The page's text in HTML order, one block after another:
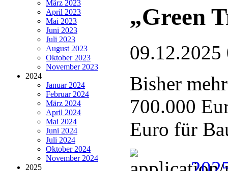
März 2023
April 2023
Mai 2023
Juni 2023
Juli 2023
August 2023
Oktober 2023
November 2023
2024
Januar 2024
Februar 2024
März 2024
April 2024
Mai 2024
Juni 2024
Juli 2024
Oktober 2024
November 2024
2025
„Green
09.12.2025
Bisher
700.000
Euro für